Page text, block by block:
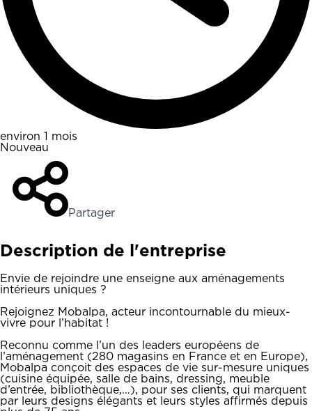
environ 1 mois
Nouveau
Partager
Description de l'entreprise
Envie de rejoindre une enseigne aux aménagements
intérieurs uniques ?
Rejoignez Mobalpa, acteur incontournable du mieux-
vivre pour l’habitat !
Reconnu comme l’un des leaders européens de
l’aménagement (280 magasins en France et en Europe),
Mobalpa conçoit des espaces de vie sur-mesure uniques
(cuisine équipée, salle de bains, dressing, meuble
d’entrée, bibliothèque,…), pour ses clients, qui marquent
par leurs designs élégants et leurs styles affirmés depuis